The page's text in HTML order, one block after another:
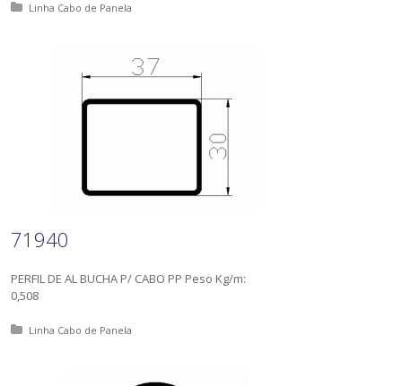
Posted in:
Linha Cabo de Panela
71940
PERFIL DE AL BUCHA P/ CABO PP Peso Kg/m:
0,508
Posted in:
Linha Cabo de Panela